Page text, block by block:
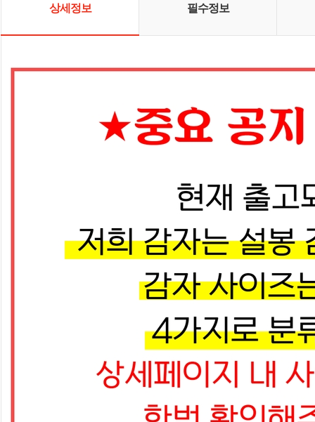
상세정보 필수정보